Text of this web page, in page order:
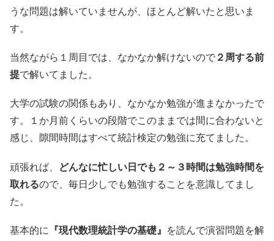
うな問題は解いていませんが、ほとんど解いたと思いま
す。
当然ながら１周目では、なかなか解けないので ２周する前
提で解いてました。
大学の試験の関係もあり、なかなか勉強が進まなかったで
す。１か月前くらいの段階でこのままでは間に合わないと
感じ、隙間時間はすべて統計検定の勉強に充てました。
頑張れば、
どんなに忙しい日でも２～３時間は勉強時間を
取れるので、毎日少しでも勉強することを意識してまし
た。
基本的に 『現代数理統計学の基礎』
を読んで演習問題を解